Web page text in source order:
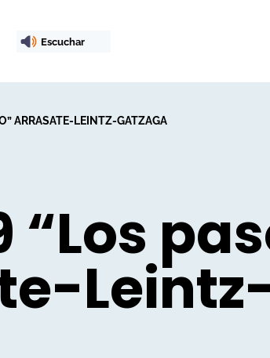
Escuchar
ARRASATE-LEINTZ-GATZAGA
“Los